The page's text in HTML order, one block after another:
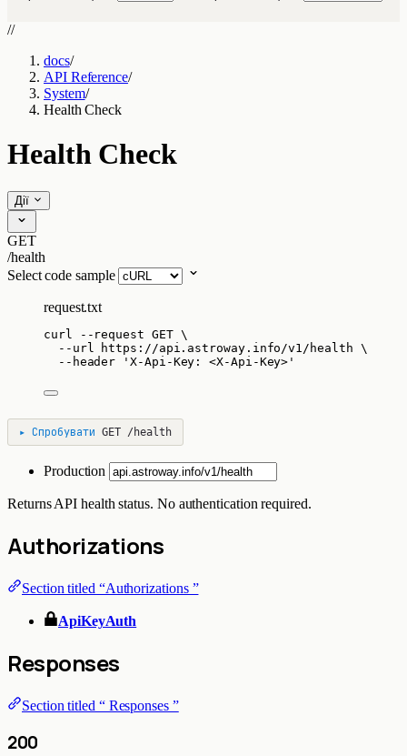
//
docs/
API Reference/
System/
Health Check
Health Check
Дії
GET
/health
Select code sample
request.txt
curl --request GET \
--url
https://api.astroway.info/v1/health \
--header
'X-Api-Key: <X-Api-Key> '
▸ Спробувати GET /health
Production
Returns API health status. No authentication required.
Authorizations
Section titled “Authorizations ”
ApiKeyAuth
Responses
Section titled “ Responses ”
200